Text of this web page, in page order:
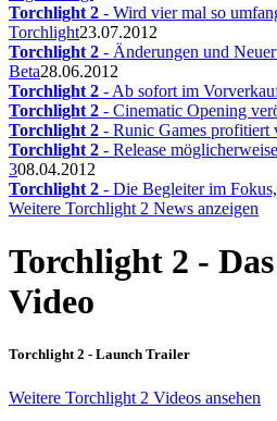
Torchlight 2 - Wird vier mal so
Torchlight23.07.2012
Torchlight 2 - Änderungen und
Beta28.06.2012
Torchlight 2 - Ab sofort im
Torchlight 2 - Cinematic Opening
Torchlight 2 - Runic Games profitiert
Torchlight 2 - Release
308.04.2012
Torchlight 2 - Die Begleiter im
Weitere Torchlight 2 News anzeigen
Torchlight 2 - Das
Video
Torchlight 2 - Launch Trailer
Weitere Torchlight 2 Videos ansehen